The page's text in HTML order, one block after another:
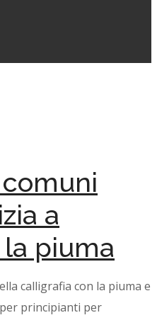
a
piuma
calligrafia con la piuma e
principianti per